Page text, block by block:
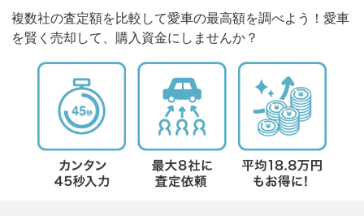
複数社の査定額を比較して愛車の最高額を調べよう！愛車
を賢く売却して、購入資金にしませんか？